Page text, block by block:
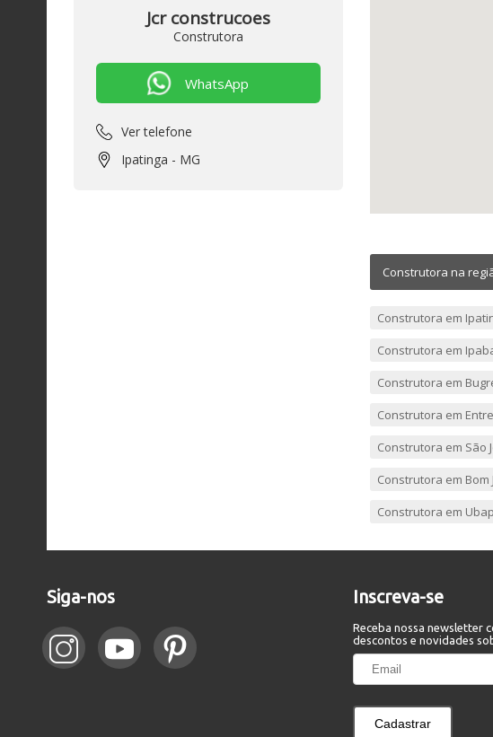
Jcr construcoes
Construtora
Ver telefone
Ipatinga - MG
Construtora na
Construtora em
Construtora em
Construtora em
Construtora em
Construtora em São
Construtora em Bom
Construtora em
Siga-nos Inscreva-se
Receba nossa newsletter
descontos e novidades
Cadastrar